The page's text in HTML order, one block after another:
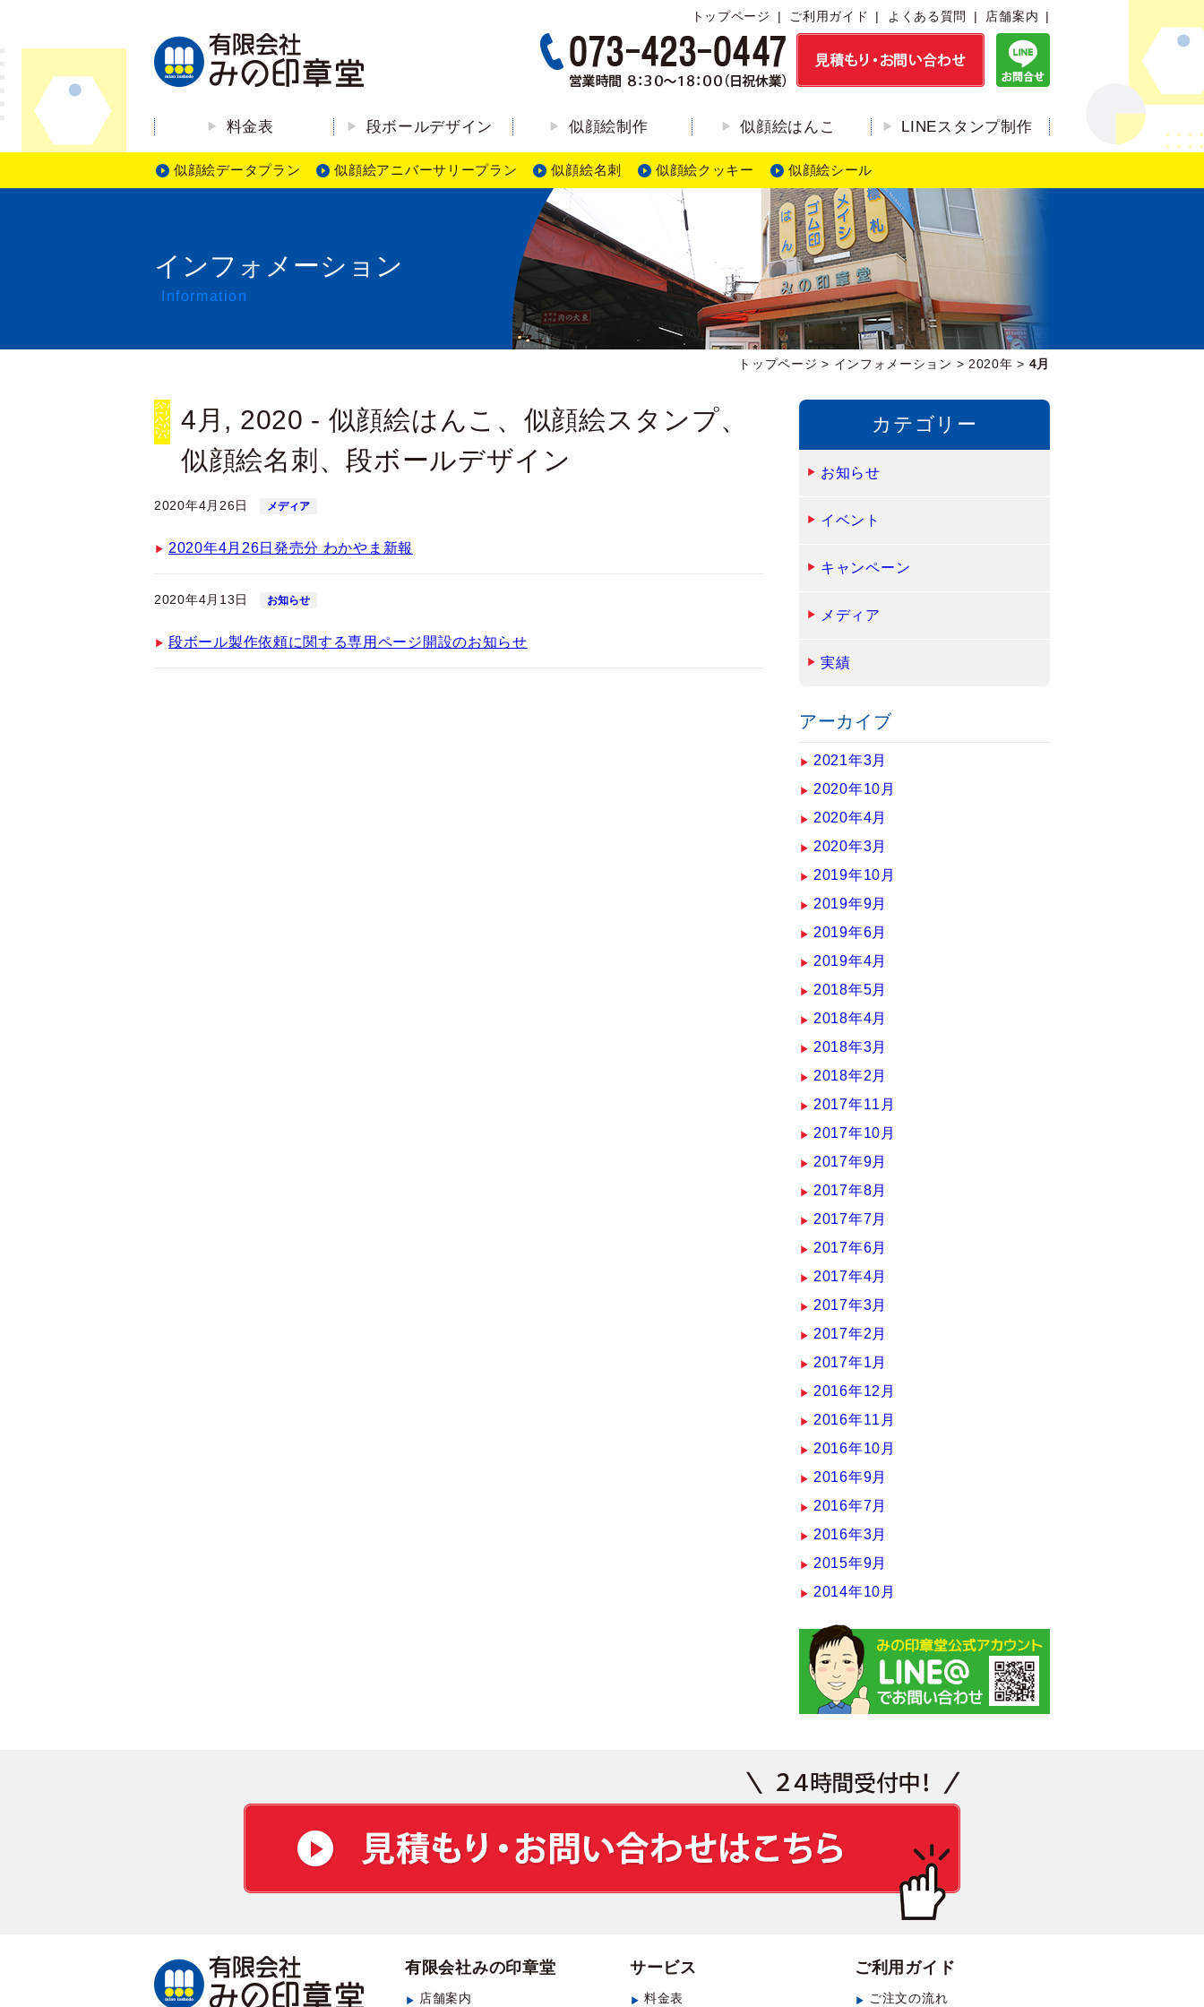
トップページ ご利用ガイド よくある質問 店舗案内
料金表 段ボールデザイン 似顔絵制作 似顔絵はんこ LINEスタンプ制作
似顔絵データプラン 似顔絵アニバーサリープラン 似顔絵名刺 似顔絵クッキー 似顔絵シール
インフォメーション
Information
トップページ > インフォメーション > 2020年 > 4月
4月, 2020 - 似顔絵はんこ、似顔絵スタンプ、
似顔絵名刺、段ボールデザイン
2020年4月26日 メディア
2020年4月26日発売分 わかやま新報
2020年4月13日 お知らせ
段ボール製作依頼に関する専用ページ開設のお知らせ
カテゴリー
お知らせ
イベント
キャンペーン
メディア
実績
アーカイブ
2021年3月
2020年10月
2020年4月
2020年3月
2019年10月
2019年9月
2019年6月
2019年4月
2018年5月
2018年4月
2018年3月
2018年2月
2017年11月
2017年10月
2017年9月
2017年8月
2017年7月
2017年6月
2017年4月
2017年3月
2017年2月
2017年1月
2016年12月
2016年11月
2016年10月
2016年9月
2016年7月
2016年3月
2015年9月
2014年10月
有限会社みの印章堂
店舗案内
サービス
料金表
ご利用ガイド
ご注文の流れ